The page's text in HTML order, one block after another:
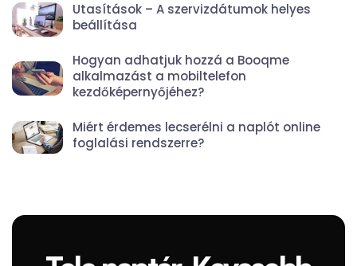
Utasítások – A szervizdátumok helyes
beállítása
Hogyan adhatjuk hozzá a Booqme
alkalmazást a mobiltelefon
kezdőképernyőjéhez?
Miért érdemes lecserélni a naplót online
foglalási rendszerre?